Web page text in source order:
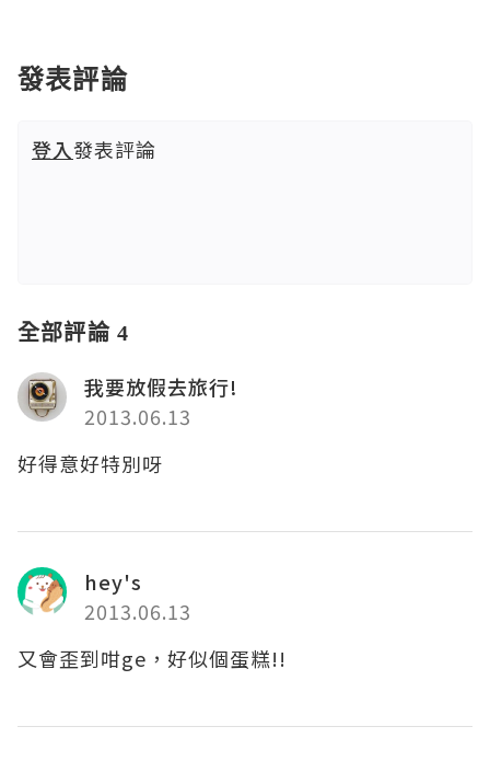
發表評論
登入發表評論
全部評論 4
我要放假去旅行!
2013.06.13
好得意好特別呀
hey's
2013.06.13
又會歪到咁ge，好似個蛋糕!!